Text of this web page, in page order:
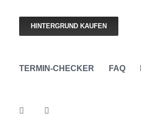
HINTERGRUND KAUFEN
TERMIN-CHECKER FAQ